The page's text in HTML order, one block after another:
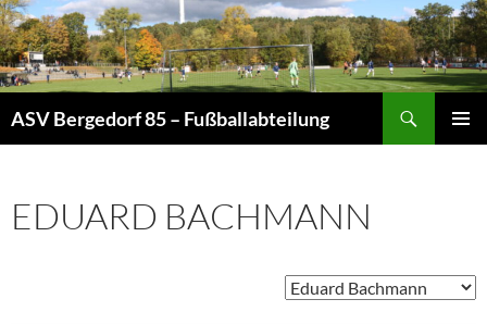
Zum
Inhalt
springen
ASV Bergedorf 85 – Fußballabteilung
EDUARD BACHMANN